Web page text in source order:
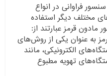
فراوانی در انواع
مختلف دیگر استفاده
قرمز عبارتند از:
به عنوان یکی از روش‌های
الکترونیکی، مانند
تهویه مطبوع